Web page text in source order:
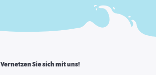
Vernetzen Sie sich mit uns!